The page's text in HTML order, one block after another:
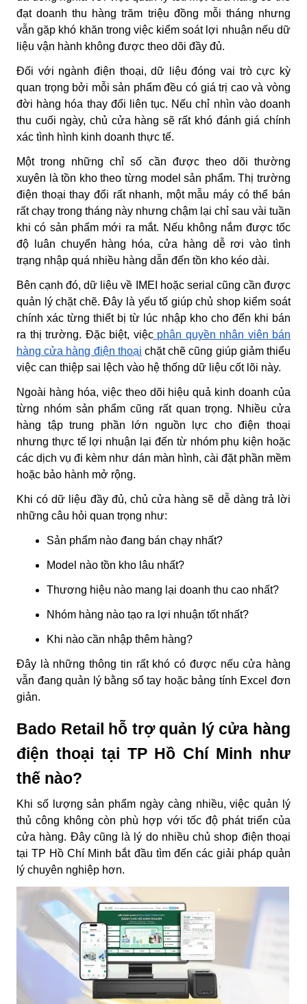
đạt doanh thu hàng trăm triệu đồng mỗi tháng nhưng
vẫn gặp khó khăn trong việc kiểm soát lợi nhuận nếu dữ
liệu vận hành không được theo dõi đầy đủ.
Đối với ngành điện thoại, dữ liệu đóng vai trò cực kỳ
quan trọng bởi mỗi sản phẩm đều có giá trị cao và vòng
đời hàng hóa thay đổi liên tục. Nếu chỉ nhìn vào doanh
thu cuối ngày, chủ cửa hàng sẽ rất khó đánh giá chính
xác tình hình kinh doanh thực tế.
Một trong những chỉ số cần được theo dõi thường
xuyên là tồn kho theo từng model sản phẩm. Thị trường
điện thoại thay đổi rất nhanh, một mẫu máy có thể bán
rất chạy trong tháng này nhưng chậm lại chỉ sau vài tuần
khi có sản phẩm mới ra mắt. Nếu không nắm được tốc
độ luân chuyển hàng hóa, cửa hàng dễ rơi vào tình
trạng nhập quá nhiều hàng dẫn đến tồn kho kéo dài.
Bên cạnh đó, dữ liệu về IMEI hoặc serial cũng cần được
quản lý chặt chẽ. Đây là yếu tố giúp chủ shop kiểm soát
chính xác từng thiết bị từ lúc nhập kho cho đến khi bán
ra thị trường. Đặc biệt, việc phân quyền nhân viên bán
hàng cửa hàng điện thoại chặt chẽ cũng giúp giảm thiểu
việc can thiệp sai lệch vào hệ thống dữ liệu cốt lõi này.
Ngoài hàng hóa, việc theo dõi hiệu quả kinh doanh của
từng nhóm sản phẩm cũng rất quan trọng. Nhiều cửa
hàng tập trung phần lớn nguồn lực cho điện thoại
nhưng thực tế lợi nhuận lại đến từ nhóm phụ kiện hoặc
các dịch vụ đi kèm như dán màn hình, cài đặt phần mềm
hoặc bảo hành mở rộng.
Khi có dữ liệu đầy đủ, chủ cửa hàng sẽ dễ dàng trả lời
những câu hỏi quan trọng như:
Sản phẩm nào đang bán chạy nhất?
Model nào tồn kho lâu nhất?
Thương hiệu nào mang lại doanh thu cao nhất?
Nhóm hàng nào tạo ra lợi nhuận tốt nhất?
Khi nào cần nhập thêm hàng?
Đây là những thông tin rất khó có được nếu cửa hàng
vẫn đang quản lý bằng sổ tay hoặc bảng tính Excel đơn
giản.
Bado Retail hỗ trợ quản lý cửa hàng
điện thoại tại TP Hồ Chí Minh như
thế nào?
Khi số lượng sản phẩm ngày càng nhiều, việc quản lý
thủ công không còn phù hợp với tốc độ phát triển của
cửa hàng. Đây cũng là lý do nhiều chủ shop điện thoại
tại TP Hồ Chí Minh bắt đầu tìm đến các giải pháp quản
lý chuyên nghiệp hơn.